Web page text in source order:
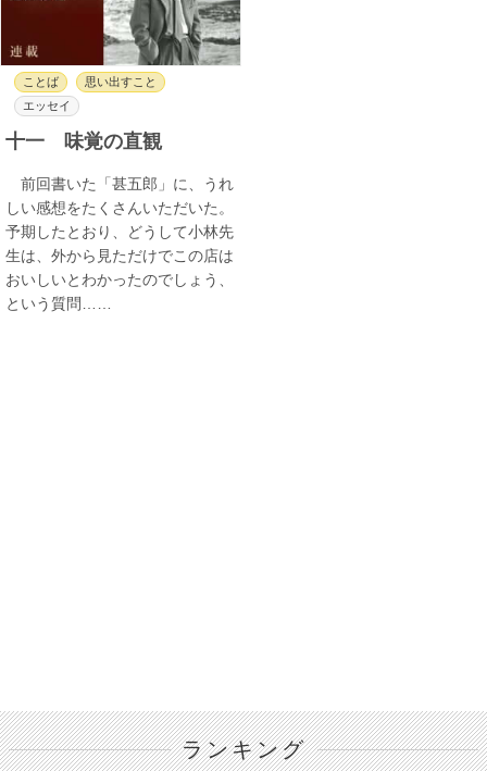
ことば
思い出すこと
エッセイ
十一 味覚の直観
前回書いた「甚五郎」に、うれ
しい感想をたくさんいただいた。
予期したとおり、どうして小林先
生は、外から見ただけでこの店は
おいしいとわかったのでしょう、
という質問……
ランキング